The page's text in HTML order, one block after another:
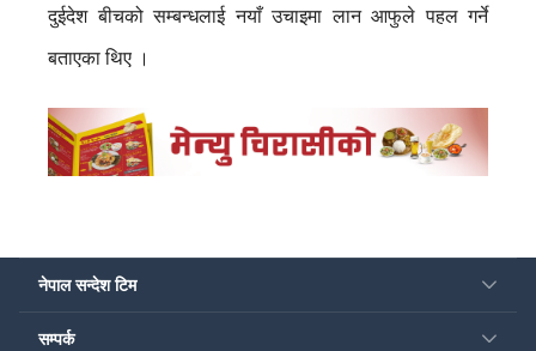
दुईदेश बीचको सम्बन्धलाई नयाँ उचाइमा लान आफुले पहल गर्ने
बताएका थिए ।
नेपाल सन्देश टिम
सम्पर्क